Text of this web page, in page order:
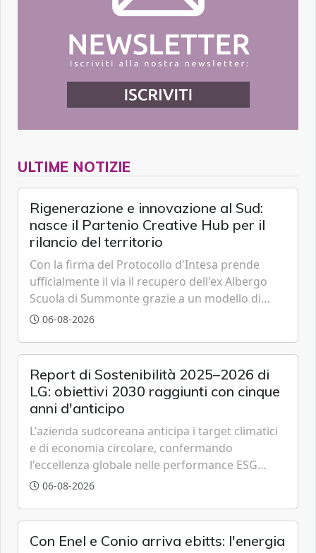
ULTIME NOTIZIE
Rigenerazione e innovazione al Sud:
nasce il Partenio Creative Hub per il
rilancio del territorio
Con la firma del Protocollo d'Intesa prende
ufficialmente il via il recupero dell'ex Albergo
Scuola di Summonte grazie a un modello di
partenariato pubblico-privato e a una rete di
06-08-2026
Report di Sostenibilità 2025–2026 di
LG: obiettivi 2030 raggiunti con cinque
anni d'anticipo
L'azienda sudcoreana anticipa i target climatici
e di economia circolare, confermando
l'eccellenza globale nelle performance ESG
grazie a innovazione, accessibilità e governance
06-08-2026
Con Enel e Conio arriva ebitts: l'energia